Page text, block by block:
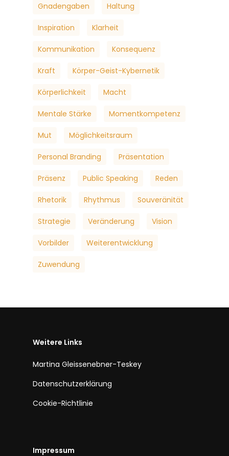
Gnadengaben Haltung
Inspiration Klarheit
Kommunikation Konsequenz
Kraft Körper-Geist-Kybernetik
Körperlichkeit Macht
Mentale Stärke Momentkompetenz
Mut Möglichkeitsraum
Personal Branding Präsentation
Präsenz Public Speaking Reden
Rhetorik Rhythmus Souveränität
Strategie Veränderung Vision
Vorbilder Weiterentwicklung
Zuwendung
Weitere Links
Martina Gleissenebner-Teskey
Datenschutzerklärung
Cookie-Richtlinie
Impressum